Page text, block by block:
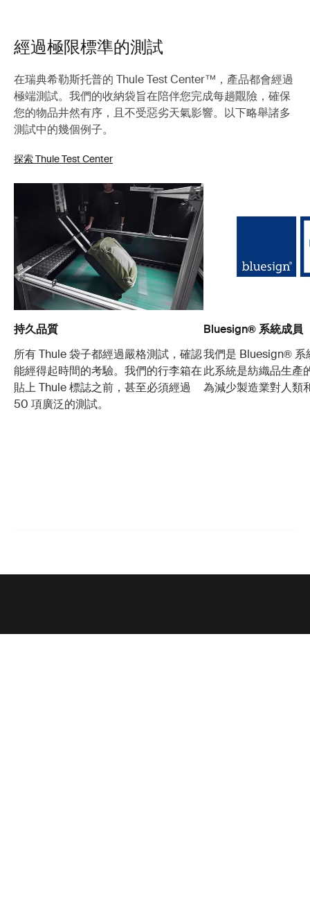
經過極限標準的測試
在瑞典希勒斯托普的 Thule Test Center™，產品都會經過
極端測試。我們的收納袋旨在陪伴您完成每趟覵險，確保
您的物品井然有序，且不受惡劣天氣影響。以下略舉諸多
測試中的幾個例子。
探索 Thule Test Center
持久品質
所有 Thule 袋子都經過嚴格測試，確認
能經得起時間的考驗。我們的行李箱在
貼上 Thule 標誌之前，甚至必須經過
50 項廣泛的測試。
Bluesign® 系統成員
我們是 Bluesign® 系
此系統是紡織品生產
為減少製造業對人類